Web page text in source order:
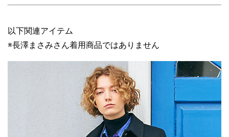
以下関連アイテム
※長澤まさみさん着用商品ではありません